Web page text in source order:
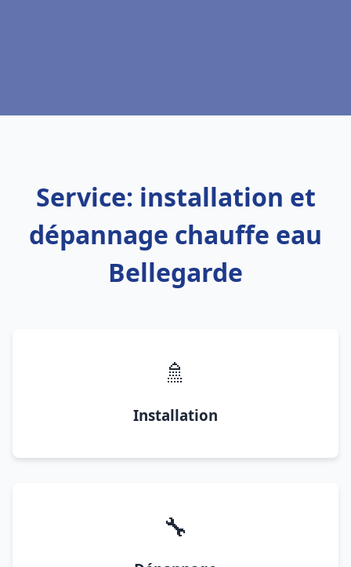
Service: installation et
dépannage chauffe eau
Bellegarde
🚿
Installation
🔧